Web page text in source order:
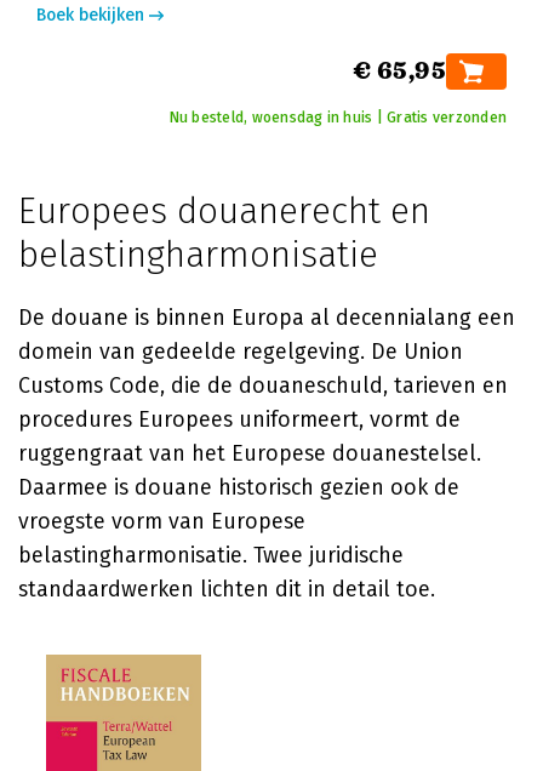
Boek bekijken
€ 65,95
Nu besteld, woensdag in huis | Gratis verzonden
Europees douanerecht en
belastingharmonisatie
De douane is binnen Europa al decennialang een
domein van gedeelde regelgeving. De Union
Customs Code, die de douaneschuld, tarieven en
procedures Europees uniformeert, vormt de
ruggengraat van het Europese douanestelsel.
Daarmee is douane historisch gezien ook de
vroegste vorm van Europese
belastingharmonisatie. Twee juridische
standaardwerken lichten dit in detail toe.